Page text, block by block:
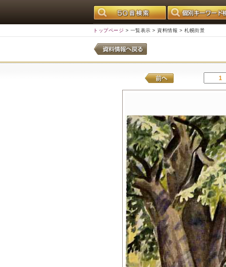
トップページ > 一覧表示 > 資料情報 > 札幌街景